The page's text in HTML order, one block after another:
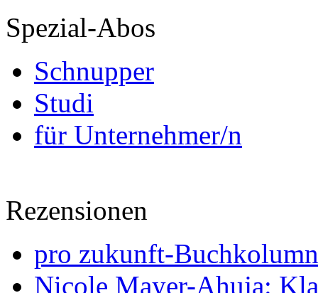
Spezial-Abos
Schnupper
Studi
für Unternehmer/n
Rezensionen
pro zukunft-
Nicole Mayer-Ahuja: